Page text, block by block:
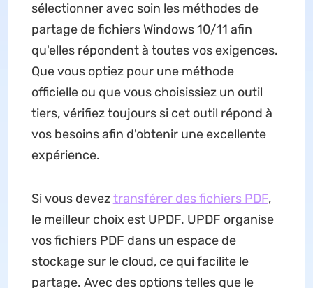
sélectionner avec soin les méthodes de
partage de fichiers Windows 10/11 afin
qu'elles répondent à toutes vos exigences.
Que vous optiez pour une méthode
officielle ou que vous choisissiez un outil
tiers, vérifiez toujours si cet outil répond à
vos besoins afin d'obtenir une excellente
expérience.
Si vous deveztransférer des fichiers PDF,
le meilleur choix est UPDF. UPDF organise
vos fichiers PDF dans un espace de
stockage sur le cloud, ce qui facilite le
partage. Avec des options telles que le